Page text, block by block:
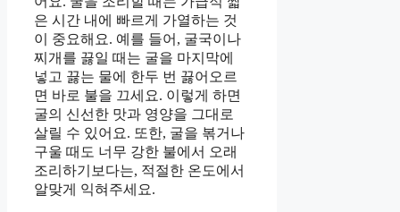
은 시간 내에 빠르게 가열하는 것
이 중요해요. 예를 들어, 굴국이나
찌개를 끓일 때는 굴을 마지막에
넣고 끓는 물에 한두 번 끓어오르
면 바로 불을 끄세요. 이렇게 하면
굴의 신선한 맛과 영양을 그대로
살릴 수 있어요. 또한, 굴을 볶거나
구울 때도 너무 강한 불에서 오래
조리하기보다는, 적절한 온도에서
알맞게 익혀주세요.